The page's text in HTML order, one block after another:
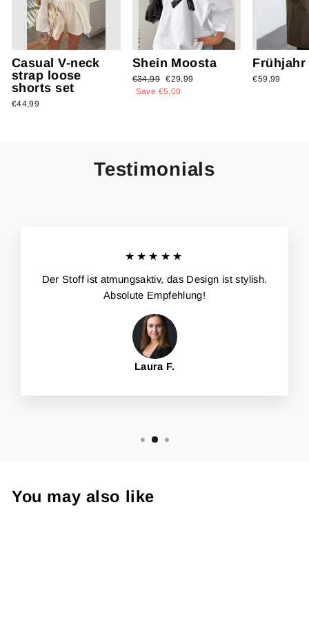
Casual V-neck
strap loose
shorts set
€44,99
Shein Moosta
Regular
price
€34,99 Sale
price
€29,99
Save €5,00
Frühjahr
€59,99
Testimonials
★★★★★
Der Stoff ist atmungsaktiv, das Design ist stylish.
Absolute Empfehlung!
Laura F.
You may also like